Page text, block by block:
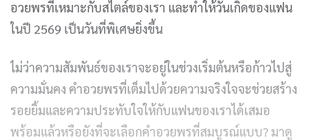
อวยพรที่เหมาะกับสไตล์ของเรา และทำให้วันเกิดของแฟน
ในปี 2569 เป็นวันที่พิเศษยิ่งขึ้น
ไม่ว่าความสัมพันธ์ของเราจะอยู่ในช่วงเริ่มต้นหรือก้าวไปสู่
ความมั่นคง คำอวยพรที่เต็มไปด้วยความจริงใจจะช่วยสร้าง
รอยยิ้มและความประทับใจให้กับแฟนของเราได้เสมอ
พร้อมแล้วหรือยังที่จะเลือกคำอวยพรที่สมบูรณ์แบบ? มาดู